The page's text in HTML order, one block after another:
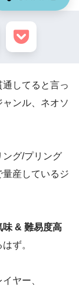
してると言っ
ンル、 ネオソ
グ/プリング
産しているジ
味 & 難易度高
ず。
ヤー、